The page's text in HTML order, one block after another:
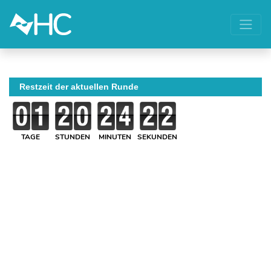
Restzeit der aktuellen Runde
TAGE STUNDEN MINUTEN SEKUNDEN